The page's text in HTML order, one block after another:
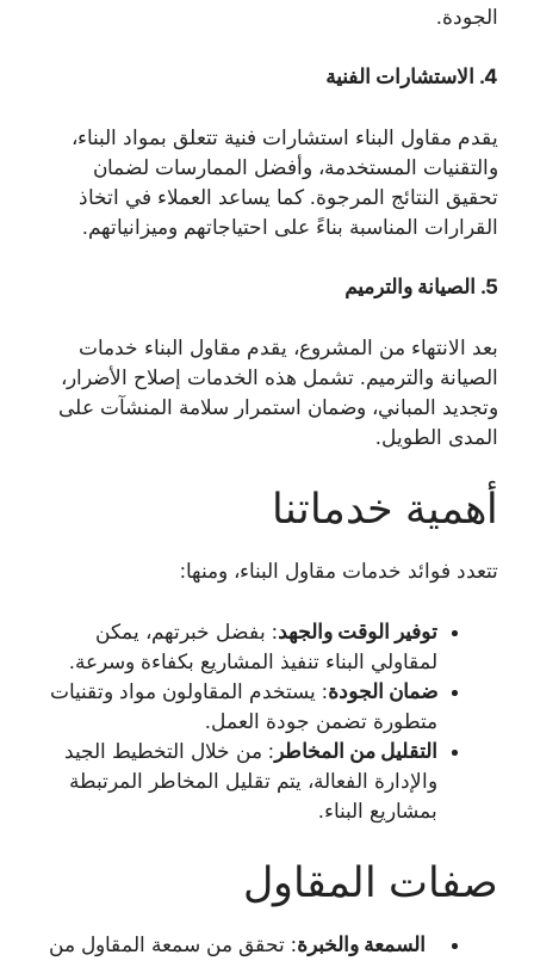
الجودة.
4. الاستشارات الفنية
يقدم مقاول البناء استشارات فنية تتعلق بمواد البناء،
والتقنيات المستخدمة، وأفضل الممارسات لضمان
تحقيق النتائج المرجوة. كما يساعد العملاء في اتخاذ
القرارات المناسبة بناءً على احتياجاتهم وميزانياتهم.
5. الصيانة والترميم
بعد الانتهاء من المشروع، يقدم مقاول البناء خدمات
الصيانة والترميم. تشمل هذه الخدمات إصلاح الأضرار،
وتجديد المباني، وضمان استمرار سلامة المنشآت على
المدى الطويل.
أهمية خدماتنا
تتعدد فوائد خدمات مقاول البناء، ومنها:
توفير الوقت والجهد: بفضل خبرتهم، يمكن
لمقاولي البناء تنفيذ المشاريع بكفاءة وسرعة.
ضمان الجودة: يستخدم المقاولون مواد وتقنيات
متطورة تضمن جودة العمل.
التقليل من المخاطر : من خلال التخطيط الجيد
والإدارة الفعالة، يتم تقليل المخاطر المرتبطة
بمشاريع البناء.
صفات المقاول
السمعة والخبرة: تحقق من سمعة المقاول من